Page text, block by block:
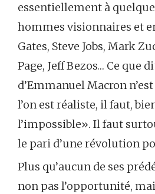
essentiellement à
hommes visionnaires et
Gates, Steve Jobs, Mark
Page, Jeff Bezos… Ce que
d’Emmanuel Macron
l’on est réaliste, il faut,
l’impossible». Il faut
le pari d’une révolution
Plus qu’aucun de ses
non pas l’opportunité,